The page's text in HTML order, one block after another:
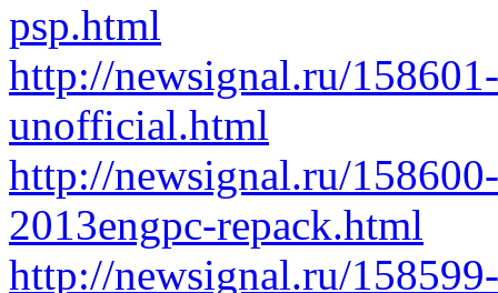
psp.html
http://newsignal.ru/
unofficial.html
http://newsignal.ru/
2013engpc-repack.html
http://newsignal.ru/